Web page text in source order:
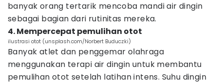
banyak orang tertarik mencoba mandi air dingin
sebagai bagian dari rutinitas mereka.
4. Mempercepat pemulihan otot
ilustrasi otot (unsplash.com/Norbert Buduczki)
Banyak atlet dan penggemar olahraga
menggunakan terapi air dingin untuk membantu
pemulihan otot setelah latihan intens. Suhu dingin